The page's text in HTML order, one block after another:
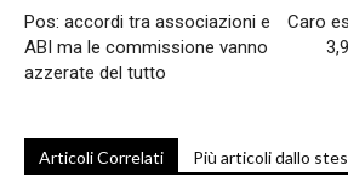
Pos: accordi tra associazioni e
ABI ma le commissione vanno
azzerate del tutto
Caro
Articoli Correlati Più articoli dallo